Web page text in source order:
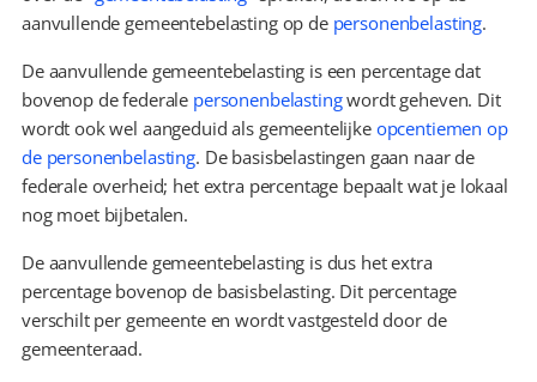
aanvullende gemeentebelasting op de personenbelasting.
De aanvullende gemeentebelasting is een percentage dat
bovenop de federale personenbelasting wordt geheven. Dit
wordt ook wel aangeduid als gemeentelijke opcentiemen op
de personenbelasting. De basisbelastingen gaan naar de
federale overheid; het extra percentage bepaalt wat je lokaal
nog moet bijbetalen.
De aanvullende gemeentebelasting is dus het extra
percentage bovenop de basisbelasting. Dit percentage
verschilt per gemeente en wordt vastgesteld door de
gemeenteraad.